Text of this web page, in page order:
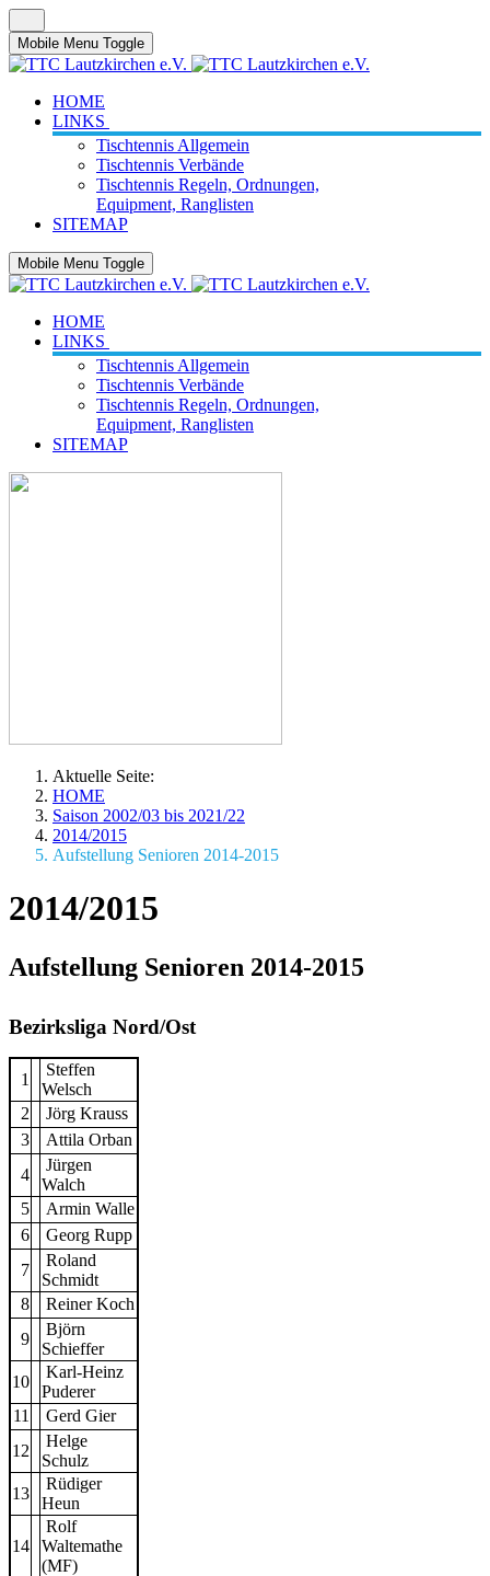
Mobile Menu Toggle
HOME
LINKS
Tischtennis Allgemein
Tischtennis Verbände
Tischtennis Regeln, Ordnungen,
Equipment, Ranglisten
SITEMAP
Mobile Menu Toggle
HOME
LINKS
Tischtennis Allgemein
Tischtennis Verbände
Tischtennis Regeln, Ordnungen,
Equipment, Ranglisten
SITEMAP
Aktuelle Seite:
HOME
Saison 2002/03 bis 2021/22
2014/2015
Aufstellung Senioren 2014-2015
2014/2015
Aufstellung Senioren 2014-2015
Bezirksliga Nord/Ost
1
Steffen
Welsch
2
Jörg Krauss
3
Attila Orban
4
Jürgen
Walch
5
Armin Walle
6
Georg Rupp
7
Roland
Schmidt
8
Reiner Koch
9
Björn
Schieffer
10
Karl-Heinz
Puderer
11
Gerd Gier
12
Helge
Schulz
13
Rüdiger
Heun
14
Rolf
Waltemathe
(MF)